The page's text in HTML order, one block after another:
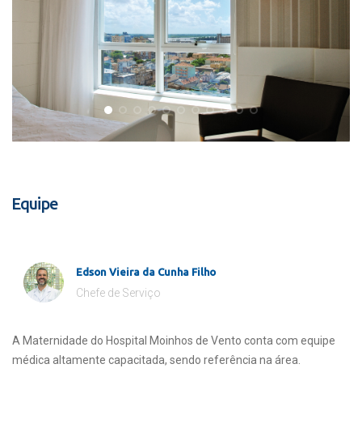
Equipe
Edson Vieira da Cunha Filho
Chefe de Serviço
A Maternidade do Hospital Moinhos de Vento conta com equipe
médica altamente capacitada, sendo referência na área.